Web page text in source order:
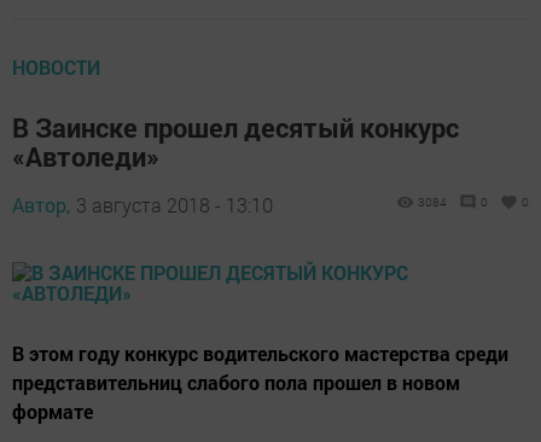
НОВОСТИ
В Заинске прошел десятый конкурс
«Автоледи»
Автор, 3 августа 2018 - 13:10 3084 0 0
В этом году конкурс водительского мастерства среди
представительниц слабого пола прошел в новом
формате